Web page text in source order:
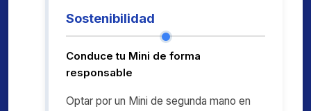
Sostenibilidad
Conduce tu Mini de forma
responsable
Optar por un Mini de segunda mano en